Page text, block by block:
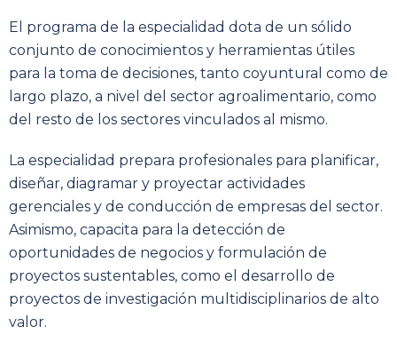
El programa de la especialidad dota de un sólido
conjunto de conocimientos y herramientas útiles
para la toma de decisiones, tanto coyuntural como de
largo plazo, a nivel del sector agroalimentario, como
del resto de los sectores vinculados al mismo.
La especialidad prepara profesionales para planificar,
diseñar, diagramar y proyectar actividades
gerenciales y de conducción de empresas del sector.
Asimismo, capacita para la detección de
oportunidades de negocios y formulación de
proyectos sustentables, como el desarrollo de
proyectos de investigación multidisciplinarios de alto
valor.